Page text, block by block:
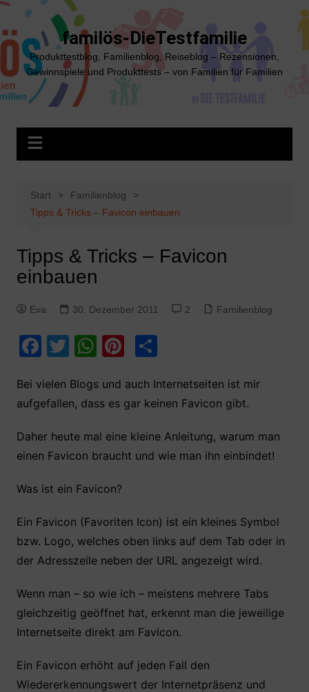
Zum
springen
familös-DieTestfamilie
Produkttestblog, Familienblog, Reiseblog – Rezensionen,
Gewinnspiele und Produkttests – von Familien für Familien
Start
Familienblog
Tipps & Tricks – Favicon einbauen
Tipps & Tricks – Favicon
einbauen
Eva 30. Dezember 2011 2 Familienblog
F
c
e
b
o
o
k
T
itt
er
W
at
s
A
p
p
Pi
er
e
st
T
le
n
Bei vielen Blogs und auch Internetseiten ist mir
aufgefallen, dass es gar keinen Favicon gibt.
Daher heute mal eine kleine Anleitung, warum man
einen Favicon braucht und wie man ihn einbindet!
Was ist ein Favicon?
Ein Favicon (Favoriten Icon) ist ein kleines Symbol
bzw. Logo, welches oben links auf dem Tab oder in
der Adresszeile neben der URL angezeigt wird.
Wenn man – so wie ich – meistens mehrere Tabs
gleichzeitig geöffnet hat, erkennt man die jeweilige
Internetseite direkt am Favicon.
Ein Favicon erhöht auf jeden Fall den
Wiedererkennungswert der Internetpräsenz und